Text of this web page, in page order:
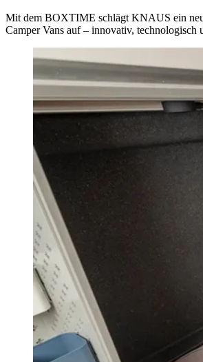
Mit dem BOXTIME schlägt KNAUS ein
Camper Vans auf – innovativ, technologisch